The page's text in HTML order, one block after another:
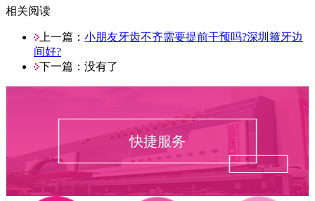
相关阅读
上一篇： 小朋友牙齿不齐需要提前干预吗?深圳箍牙边
间好?
下一篇：没有了
快捷服务